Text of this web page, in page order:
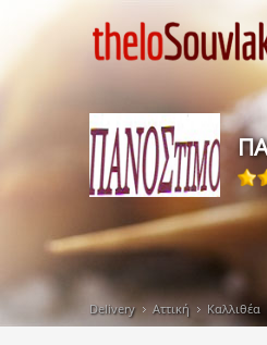
Delivery Αττική Καλλιθέα